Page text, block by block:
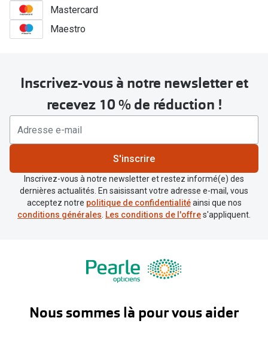
Mastercard
Maestro
Inscrivez-vous à notre newsletter et
recevez 10 % de réduction !
S'inscrire
Inscrivez-vous à notre newsletter et restez informé(e) des
dernières actualités. En saisissant votre adresse e-mail, vous
acceptez notre politique de confidentialitéainsi que nos
conditions générales. Les conditions de l'offres'appliquent.
Nous sommes là pour vous aider